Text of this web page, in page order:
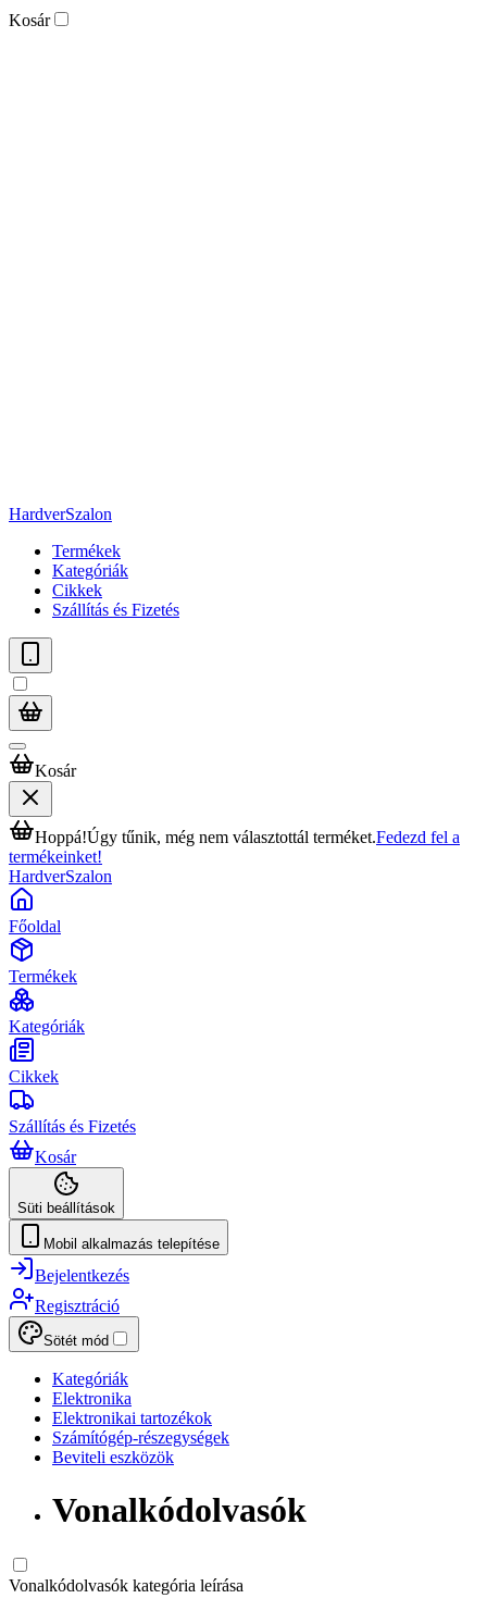
Kosár
HardverSzalon
Termékek
Kategóriák
Cikkek
Szállítás és Fizetés
Kosár
Hoppá!Úgy tűnik, még nem választottál terméket.Fedezd fel a
termékeinket!
HardverSzalon
Főoldal
Termékek
Kategóriák
Cikkek
Szállítás és Fizetés
Kosár
Süti beállítások
Mobil alkalmazás telepítése
Bejelentkezés
Regisztráció
Sötét mód
Kategóriák
Elektronika
Elektronikai tartozékok
Számítógép-részegységek
Beviteli eszközök
Vonalkódolvasók
Vonalkódolvasók kategória leírása